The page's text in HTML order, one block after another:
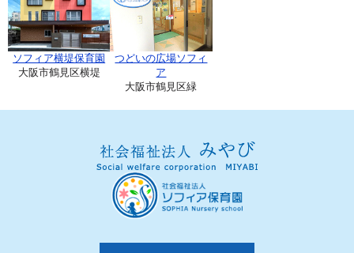
ソフィア横堤保育園
大阪市鶴見区横堤
つどいの広場ソフィ
ア
大阪市鶴見区緑